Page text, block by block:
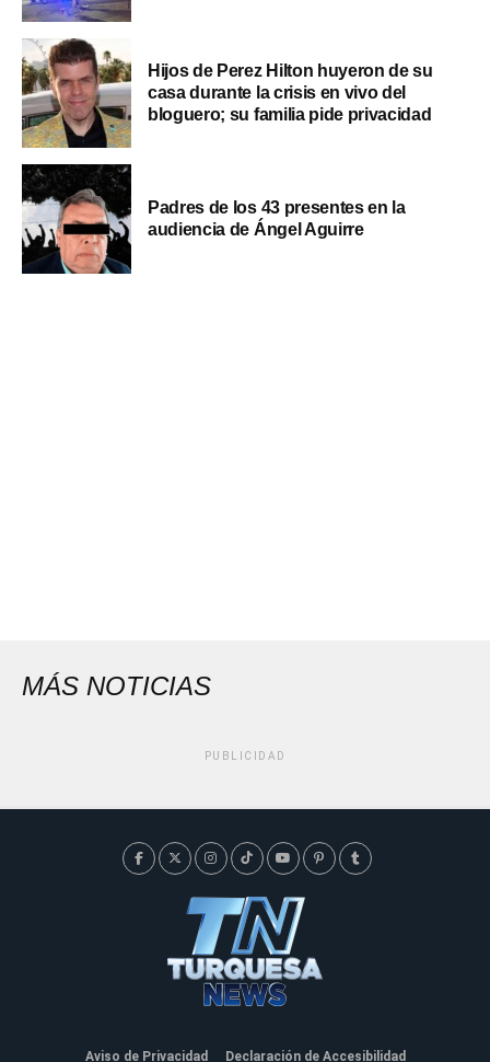
Hijos de Perez Hilton huyeron de su
casa durante la crisis en vivo del
bloguero; su familia pide privacidad
Padres de los 43 presentes en la
audiencia de Ángel Aguirre
MÁS NOTICIAS
PUBLICIDAD
Aviso de Privacidad Declaración de Accesibilidad